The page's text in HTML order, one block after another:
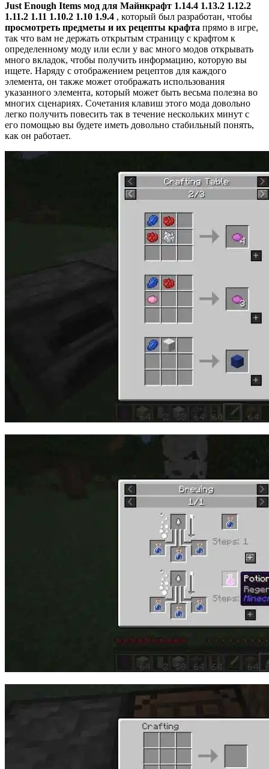
Just Enough Items мод для Майнкрафт 1.14.4 1.13.2 1.12.2
1.11.2 1.11 1.10.2 1.10 1.9.4 , который был разработан, чтобы
просмотреть предметы и их рецепты крафта прямо в игре,
так что вам не держать открытым страницу с крафтом к
определенному моду или если у вас много модов открывать
много вкладок, чтобы получить информацию, которую вы
ищете. Наряду с отображением рецептов для каждого
элемента, он также может отображать использования
указанного элемента, который может быть весьма полезна во
многих сценариях. Сочетания клавиш этого мода довольно
легко получить повесить так в течение нескольких минут с
его помощью вы будете иметь довольно стабильный понять,
как он работает.